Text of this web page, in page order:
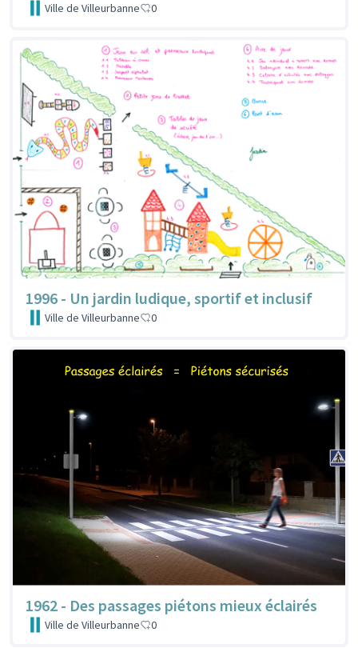
Ville de Villeurbanne 0
1996 - Un jardin ludique, sportif et inclusif
Ville de Villeurbanne 0
1962 - Des passages piétons mieux éclairés
Ville de Villeurbanne 0